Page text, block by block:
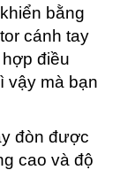
bằng
cánh tay
điều
vậy mà bạn
đòn được
cao và độ